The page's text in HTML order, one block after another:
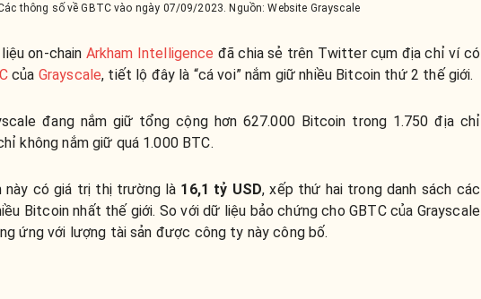
thông số về GBTC vào ngày 07/09/2023. Nguồn: Website Grayscale
on-chain Arkham Intelligence đã chia sẻ trên Twitter cụm địa chỉ ví có
của Grayscale, tiết lộ đây là “cá voi” nắm giữ nhiều Bitcoin thứ 2 thế giới.
đang nắm giữ tổng cộng hơn 627.000 Bitcoin trong 1.750 địa chỉ
không nắm giữ quá 1.000 BTC.
này có giá trị thị trường là 16,1 tỷ USD, xếp thứ hai trong danh sách các
Bitcoin nhất thế giới. So với dữ liệu bảo chứng cho GBTC của Grayscale
ứng với lượng tài sản được công ty này công bố.